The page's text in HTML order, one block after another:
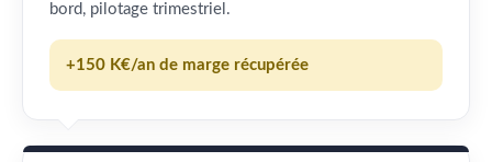
bord, pilotage trimestriel.
+150 K€/an de marge récupérée